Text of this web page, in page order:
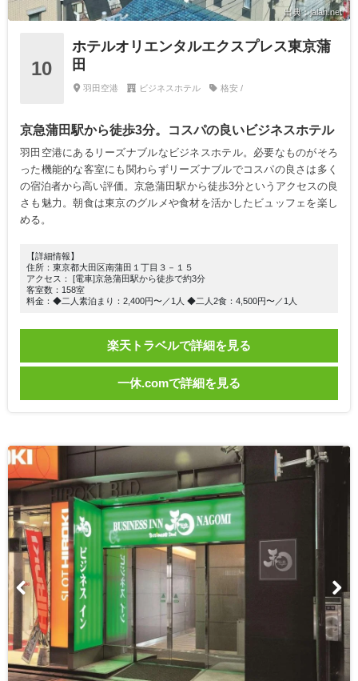
出典：jalan.net
10
ホテルオリエンタルエクスプレス東京蒲
田
羽田空港 ビジネスホテル 格安 /
京急蒲田駅から徒歩3分。コスパの良いビジネスホテル
羽田空港にあるリーズナブルなビジネスホテル。必要なものがそろ
った機能的な客室にも関わらずリーズナブルでコスパの良さは多く
の宿泊者から高い評価。京急蒲田駅から徒歩3分というアクセスの良
さも魅力。朝食は東京のグルメや食材を活かしたビュッフェを楽し
める。
【詳細情報】
住所：東京都大田区南蒲田１丁目３－１５
アクセス： [電車]京急蒲田駅から徒歩で約3分
客室数：158室
料金：◆二人素泊まり：2,400円〜／1人 ◆二人2食：4,500円〜／1人
楽天トラベルで詳細を見る
一休.comで詳細を見る